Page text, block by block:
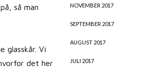
så man
glasskår. Vi
det her
NOVEMBER 2017
SEPTEMBER 2017
AUGUST 2017
JULI 2017